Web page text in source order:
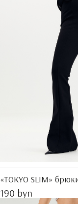
«TOKYO SLIM»
190 byn